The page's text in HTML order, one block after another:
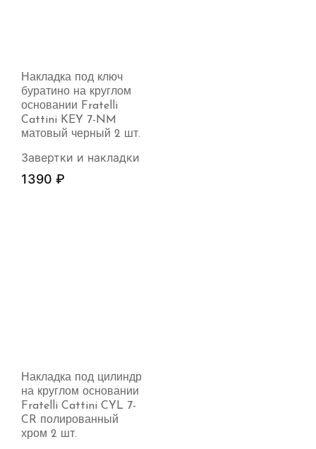
Накладка под ключ
буратино на круглом
основании Fratelli
Cattini KEY 7-NM
матовый черный 2 шт.
Завертки и накладки
1390 ₽
Накладка под цилиндр
на круглом основании
Fratelli Cattini CYL 7-
CR полированный
хром 2 шт.